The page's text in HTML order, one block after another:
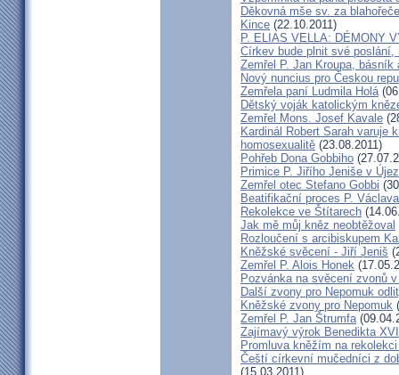
Děkovná mše sv. za
Kince (22.10.2011)
P. ELIAS VELLA: DÉMONY
Církev bude plnit své
Zemřel P. Jan Kroupa, básník
Nový nuncius pro Českou
Zemřela paní Ludmila Holá
Dětský voják katolickým
Zemřel Mons. Josef Kavale
Kardinál Robert Sarah varuje
homosexualitě (23.08.2011)
Pohřeb Dona Gobbiho
Primice P. Jiřího Jeniše v
Zemřel otec Stefano Gobbi
Beatifikační proces P.
Rekolekce ve Štítarech
Jak mě můj kněz neobtěžoval
Rozloučení s arcibiskupem
Kněžské svěcení - Jiří Jeniš
Zemřel P. Alois Honek
Pozvánka na svěcení zvonů
Další zvony pro Nepomuk
Kněžské zvony pro Nepomuk
Zemřel P. Jan Štrumfa
Zajímavý výrok Benedikta
Promluva kněžím na
Čeští církevní mučedníci z
(15.03.2011)